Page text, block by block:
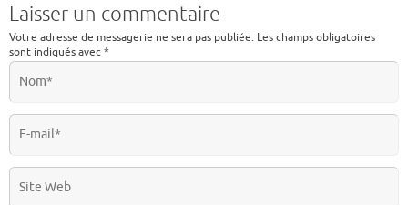
Laisser un commentaire
Votre adresse de messagerie ne sera pas publiée. Les champs obligatoires
sont indiqués avec*